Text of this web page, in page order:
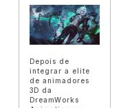
Depois de
integrar a elite
de animadores
3D da
DreamWorks